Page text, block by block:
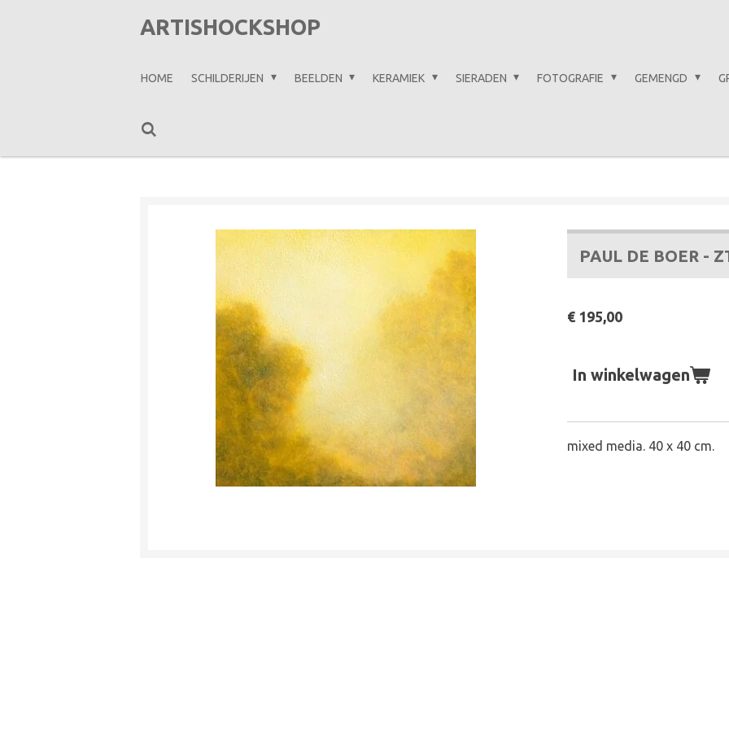
ARTISHOCKSHOP
HOME SCHILDERIJEN BEELDEN KERAMIEK SIERADEN FOTOGRAFIE GEMENGD
PAUL DE BOER -
€ 195,00
In winkelwagen
mixed media. 40 x 40 cm.